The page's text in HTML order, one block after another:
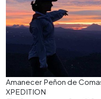
Amanecer Peñon de
XPEDITION